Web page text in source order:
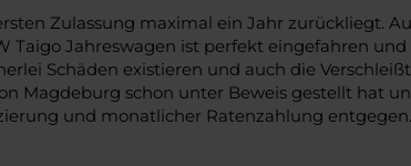
Zulassung maximal ein Jahr zurückliegt.
Taigo Jahreswagen ist perfekt eingefahren
Schäden existieren und auch die
Magdeburg schon unter Beweis gestellt hat
und monatlicher Ratenzahlung